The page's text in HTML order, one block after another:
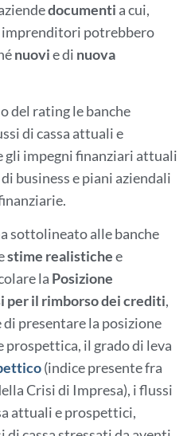
documenti a cui,
potrebbero
nuovie di nuova
del rating le banche
di cassa attuali e
gli impegni finanziari attuali
business e piani aziendali
sottolineato alle banche
stime realistichee
la Posizione
per il rimborso dei crediti,
presentare la posizione
il grado di leva
(indice presente fra
Crisi di Impresa), i flussi
attuali e prospettici,